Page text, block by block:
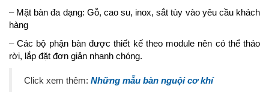
– Mặt bàn đa dạng: Gỗ, cao su, inox, sắt tùy vào yêu cầu khách
hàng
– Các bộ phận bàn được thiết kế theo module nên có thể tháo
rời, lắp đặt đơn giản nhanh chóng.
Click xem thêm: Những mẫu bàn nguội cơ khí